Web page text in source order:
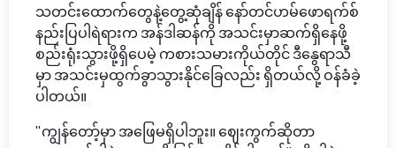
သတင်းထောက်တွေနဲ့တွေ့ဆုံချိန် နော်တင်ဟမ်ဖောရက်စ်
နည်းပြပါရဲရားက အန်ဒါဆန်ကို အသင်းမှာဆက်ရှိနေဖို့
စည်းရုံးသွားဖို့ရှိပေမဲ့ ကစားသမားကိုယ်တိုင် ဒီနွေရာသီ
မှာ အသင်းမှထွက်ခွာသွားနိုင်ခြေလည်း ရှိတယ်လို့ ဝန်ခံခဲ့
ပါတယ်။
"ကျွန်တော့်မှာ အဖြေမရှိပါဘူး။ ဈေးကွက်ဆိုတာ